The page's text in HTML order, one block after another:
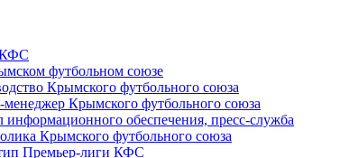
КФС
футбольном союзе
Крымского футбольного союза
Крымского футбольного союза
информационного обеспечения, пресс-служба
Крымского футбольного союза
Премьер-лиги КФС